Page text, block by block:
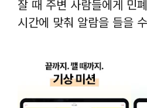
잘 때 주변 사람들에게 민
시간에 맞춰 알람을 들을